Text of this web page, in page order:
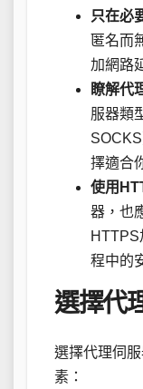
只在必
匿名而
加網路
瞭解代
服器類
擇適合
使用
器，也
HTTPS
程中的
選擇代
選擇代理伺
素：